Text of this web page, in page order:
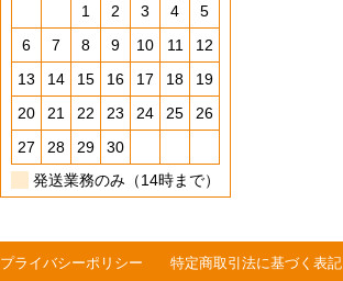
1
2 3 4
5
6
7 8 9 10 11
12
13
14 15 16 17 18
19
20
21 22 23 24 25
26
27
28 29
30
発送業務のみ（14時まで）
プライバシーポリシー 特定商取引法に基づく表記